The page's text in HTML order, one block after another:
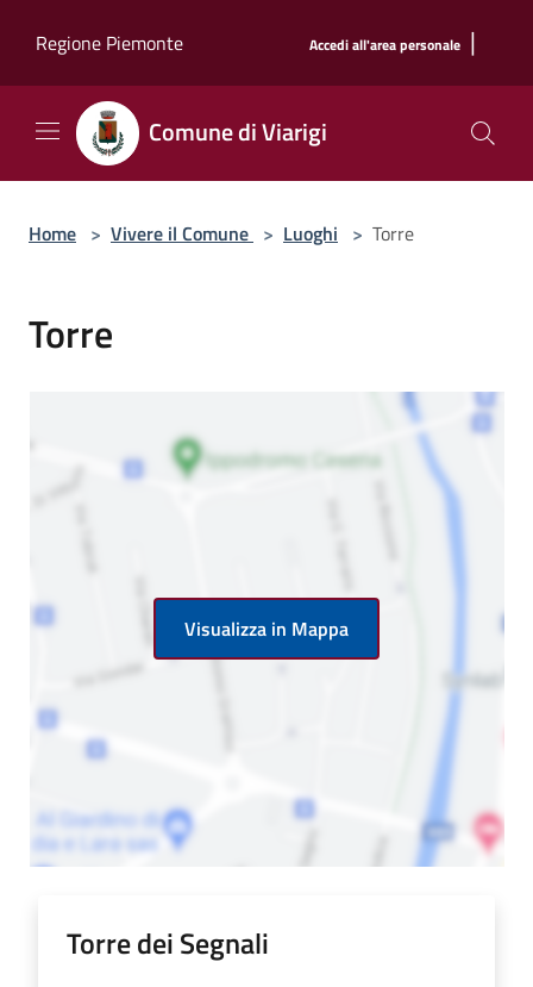
Regione Piemonte
Accedi all'area personale |
Comune di Viarigi
Home > Vivere il Comune > Luoghi > Torre
Torre
Visualizza in Mappa
Torre dei Segnali